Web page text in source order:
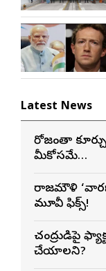
Latest News
రోజంతా
మీకోసమే…
రాజమౌళి
మూవీ ఫిక్స్!
చంద్రుడిపై
చేయాలని?